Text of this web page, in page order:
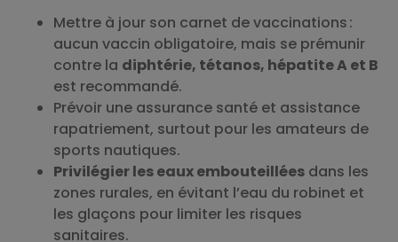
Mettre à jour son carnet de vaccinations :
aucun vaccin obligatoire, mais se prémunir
contre la diphtérie, tétanos, hépatite A et B
est recommandé.
Prévoir une assurance santé et assistance
rapatriement, surtout pour les amateurs de
sports nautiques.
Privilégier les eaux embouteillées dans les
zones rurales, en évitant l’eau du robinet et
les glaçons pour limiter les risques
sanitaires.